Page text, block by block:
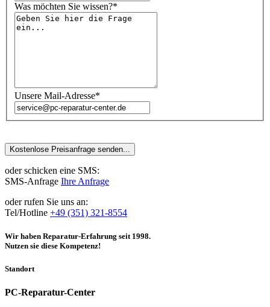
Was möchten Sie wissen?*
Unsere Mail-Adresse*
oder schicken eine SMS:
SMS-Anfrage Ihre Anfrage
oder rufen Sie uns an:
Tel/Hotline +49 (351) 321-8554
Wir haben Reparatur-Erfahrung seit 1998.
Nutzen sie diese Kompetenz!
Standort
PC-Reparatur-Center